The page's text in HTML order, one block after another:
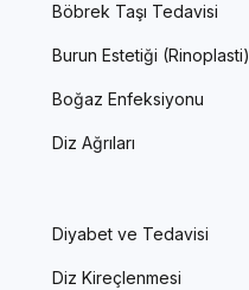
Böbrek Taşı Tedavisi
Burun Estetiği (Rinoplasti)
Boğaz Enfeksiyonu
Diz Ağrıları
Diyabet ve Tedavisi
Diz Kireçlenmesi